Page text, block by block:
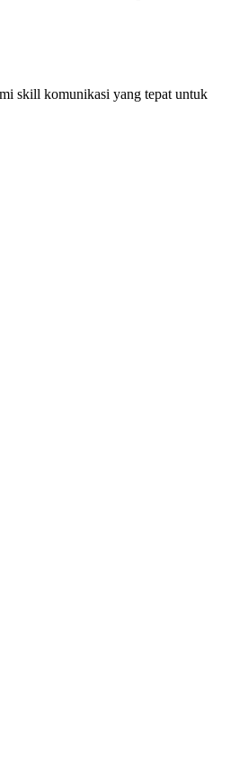
skill komunikasi yang tepat untuk